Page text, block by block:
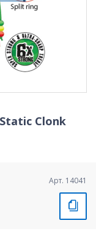
Clonk
Арт. 14041